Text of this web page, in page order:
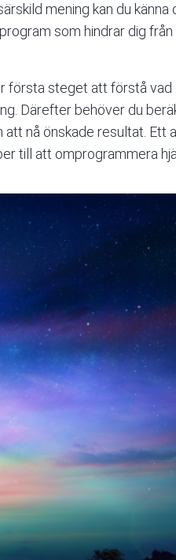
mening kan du känna
som hindrar dig
första steget att förstå
Därefter behöver du
nå önskade resultat. Ett
till att omprogrammera